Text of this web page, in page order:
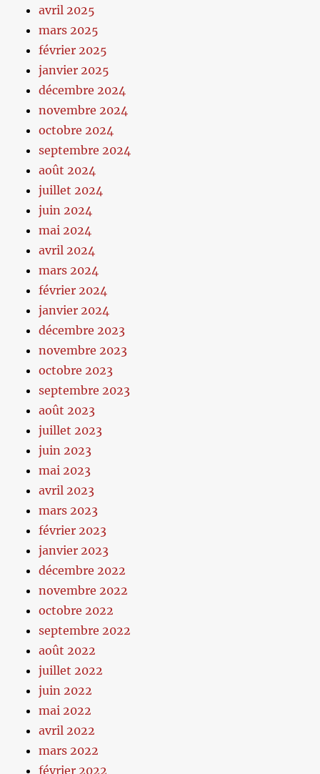
avril 2025
mars 2025
février 2025
janvier 2025
décembre 2024
novembre 2024
octobre 2024
septembre 2024
août 2024
juillet 2024
juin 2024
mai 2024
avril 2024
mars 2024
février 2024
janvier 2024
décembre 2023
novembre 2023
octobre 2023
septembre 2023
août 2023
juillet 2023
juin 2023
mai 2023
avril 2023
mars 2023
février 2023
janvier 2023
décembre 2022
novembre 2022
octobre 2022
septembre 2022
août 2022
juillet 2022
juin 2022
mai 2022
avril 2022
mars 2022
février 2022